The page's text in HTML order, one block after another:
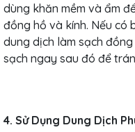
dùng khăn mềm và ẩm
đồng hồ và kính. Nếu có
dung dịch làm sạch
sạch ngay sau đó để
4. Sử Dụng Dung Dịch